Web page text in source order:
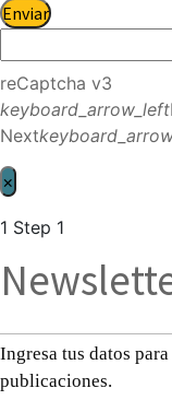
Enviar
reCaptcha v3
keyboard_arrow_left
Next
×
1 Step 1
Ingresa tus datos
publicaciones.